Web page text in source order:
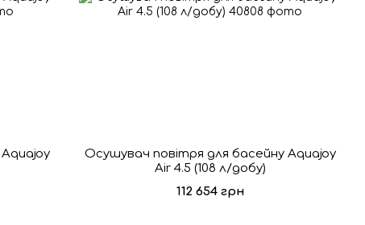
Осушувач повітря для басейну Aquajoy
Air 4.5 (108 л/добу)
112 654 грн